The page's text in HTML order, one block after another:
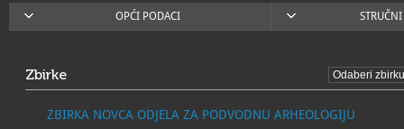
OPĆI PODACI
Zbirke
ZBIRKA NOVCA ODJELA ZA PODVODNU ARHEOLOGIJU